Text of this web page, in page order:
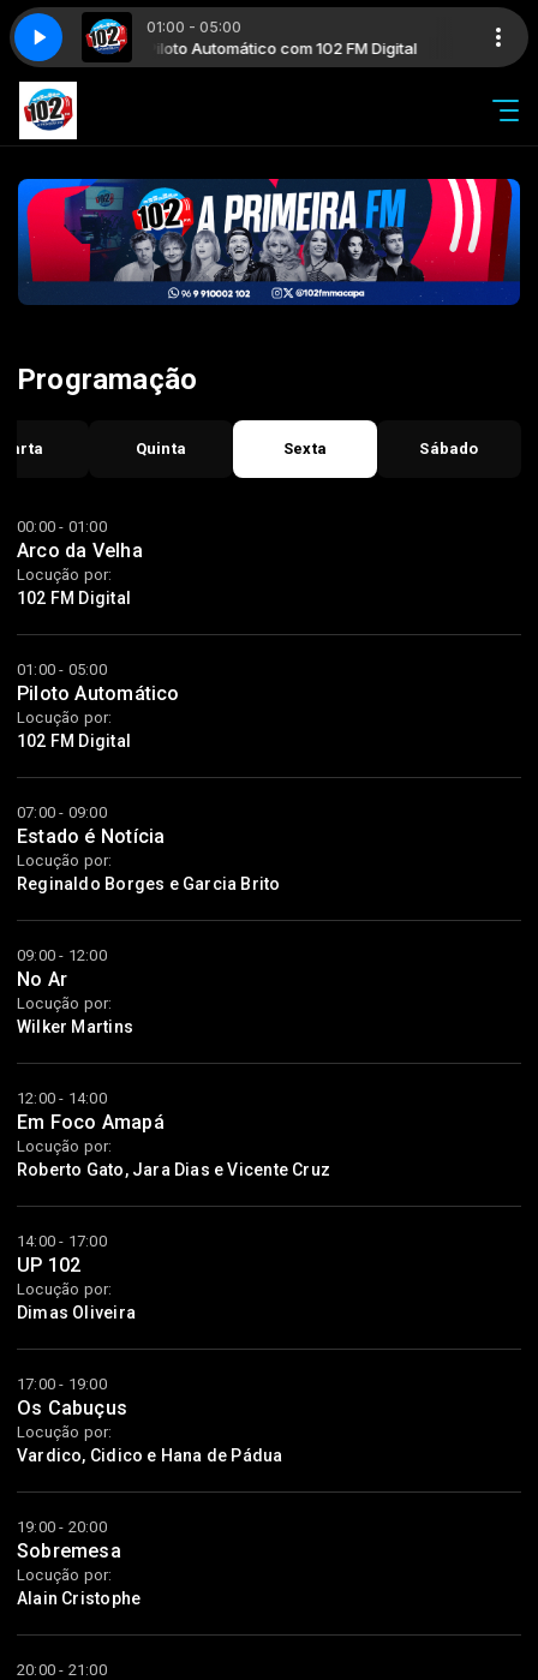
01:00 - 05:00
FM Digital Piloto Automático com 102 FM Digital
Programação
Quinta Sexta Sábado
00:00 - 01:00
Arco da Velha
Locução por:
102 FM Digital
01:00 - 05:00
Piloto Automático
Locução por:
102 FM Digital
07:00 - 09:00
Estado é Notícia
Locução por:
Reginaldo Borges e Garcia Brito
09:00 - 12:00
No Ar
Locução por:
Wilker Martins
12:00 - 14:00
Em Foco Amapá
Locução por:
Roberto Gato, Jara Dias e Vicente Cruz
14:00 - 17:00
UP 102
Locução por:
Dimas Oliveira
17:00 - 19:00
Os Cabuçus
Locução por:
Vardico, Cidico e Hana de Pádua
19:00 - 20:00
Sobremesa
Locução por:
Alain Cristophe
20:00 - 21:00